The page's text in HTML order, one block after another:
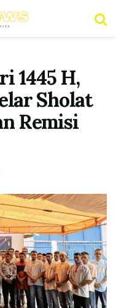
1445 H,
Sholat
Remisi